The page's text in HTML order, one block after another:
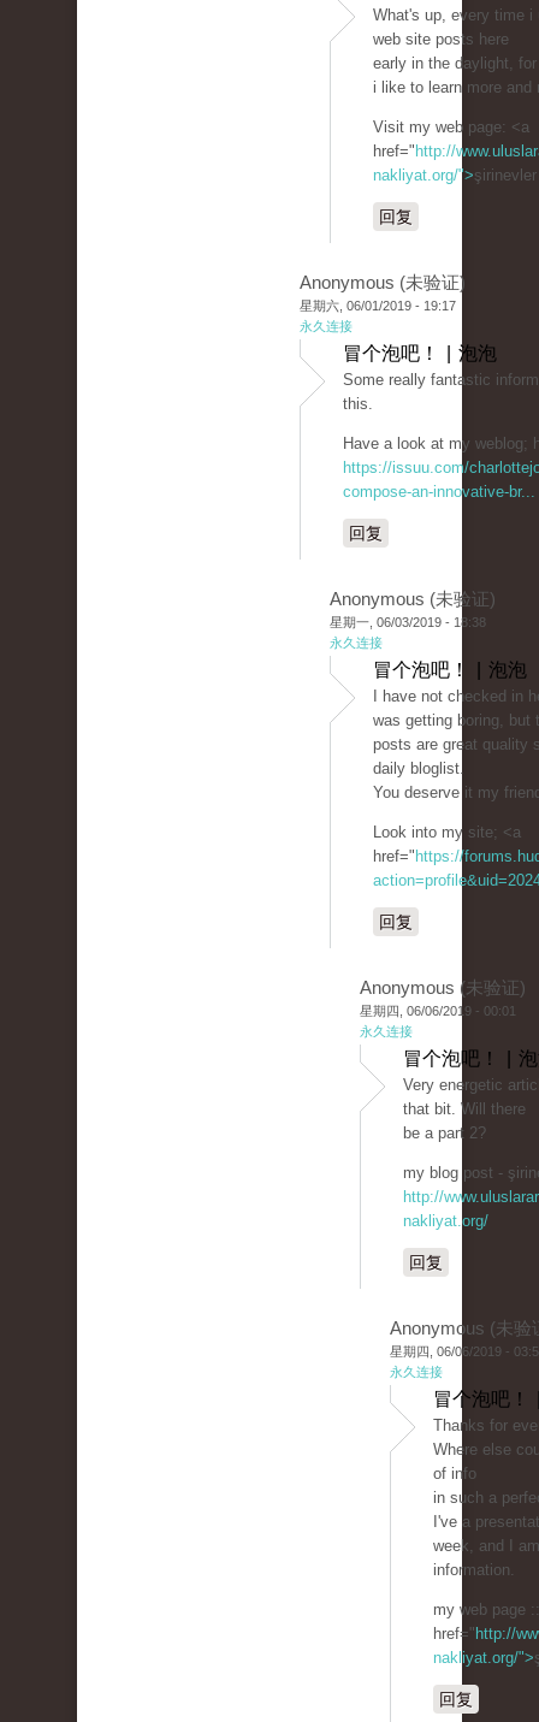
What's up, every time i
web site posts here
early in the daylight,
i like to learn more and
Visit my web page: <a
href=" http://
nakliyat.org/">
回复
Anonymous (未验证)
星期六, 06/01/2019 - 19:17
永久连接
冒个泡吧！ | 泡泡
Some really fantastic
this.
Have a look at my weblog;
https://issuu.com/
compose-an-innovative-br...
回复
Anonymous (未验证)
星期一, 06/03/2019 - 18:38
永久连接
冒个泡吧！ | 泡泡
I have not checked in
was getting boring, but
posts are great quality
daily bloglist.
You deserve it my
Look into my site; <a
href=" https://
回复
Anonymous (未验证)
星期四, 06/06/2019 - 00:01
永久连接
冒个泡吧！ |
Very energetic
that bit. Will there
be a part 2?
my blog post -
http://
nakliyat.org/
回复
Anonymous (未验
星期四, 06/06/2019 -
永久连接
冒个泡吧！
Thanks for
Where else
of info
in such a
I've a
week, and I
information.
my web page
href=" http://
nakliyat.org/">
回复